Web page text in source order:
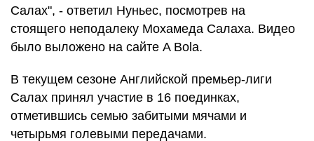
Салах", - ответил Нуньес, посмотрев на
стоящего неподалеку Мохамеда Салаха. Видео
было выложено на сайте A Bola.
В текущем сезоне Английской премьер-лиги
Салах принял участие в 16 поединках,
отметившись семью забитыми мячами и
четырьмя голевыми передачами.